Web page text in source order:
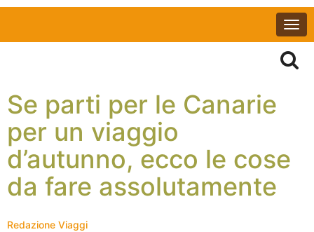
Se parti per le Canarie
per un viaggio
d’autunno, ecco le cose
da fare assolutamente
Redazione Viaggi